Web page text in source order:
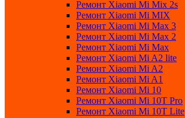
Ремонт Xiaomi Mi Mix 2s
Ремонт Xiaomi Mi MIX
Ремонт Xiaomi Mi Max 3
Ремонт Xiaomi Mi Max 2
Ремонт Xiaomi Mi Max
Ремонт Xiaomi Mi A2 lite
Ремонт Xiaomi Mi A2
Ремонт Xiaomi Mi A1
Ремонт Xiaomi Mi 10
Ремонт Xiaomi Mi 10T Pro
Ремонт Xiaomi Mi 10T Lite